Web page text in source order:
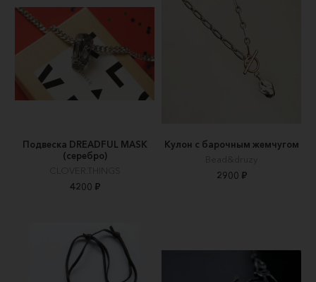
Подвеска DREADFUL MASK
(серебро)
CLOVER.THINGS
4200 ₽
Кулон с барочным жемчугом
Bead&druzy
2900 ₽